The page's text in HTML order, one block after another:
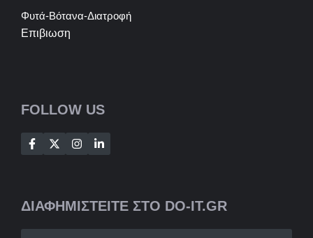
Φυτά-Βότανα-Διατροφή
Επιβιωση
FOLLOW US
ΔΙΑΦΗΜΙΣΤΕΙΤΕ ΣΤΟ DO-IT.GR